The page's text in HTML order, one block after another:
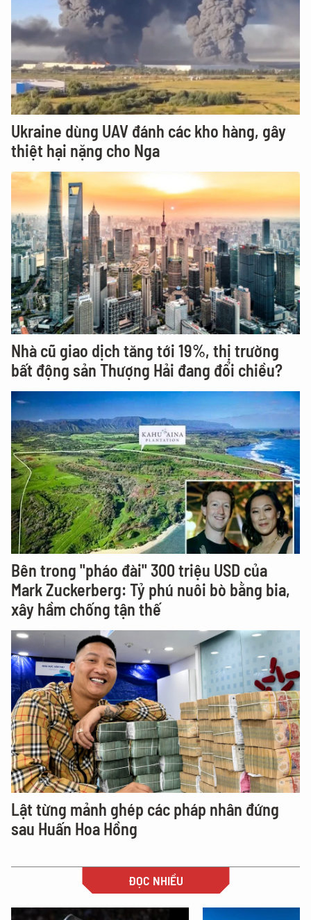
Ukraine dùng UAV đánh các kho hàng, gây
thiệt hại nặng cho Nga
Nhà cũ giao dịch tăng tới 19%, thị trường
bất động sản Thượng Hải đang đổi chiều?
Bên trong "pháo đài" 300 triệu USD của
Mark Zuckerberg: Tỷ phú nuôi bò bằng bia,
xây hầm chống tận thế
Lật từng mảnh ghép các pháp nhân đứng
sau Huấn Hoa Hồng
ĐỌC NHIỀU